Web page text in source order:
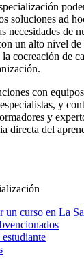
soluciones ad
necesidades de
un alto nivel de
cocreación de
con
y
y
directa del
un curso en La